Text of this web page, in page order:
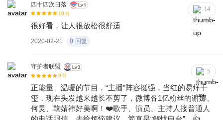
四十四次日落
10 分
14
很好看，让人很放松很舒适
2020-02-21 0 回复
守护者联盟
9 分
5
正能量、温暖的节目，“主播”阵容挺强，当红的易烊千
玺，现在头发越来越长不剪了，微博各1亿粉丝的谢娜、
何炅、鞠婧祎好美啊！❤️歌手、演员、主持人接普通人